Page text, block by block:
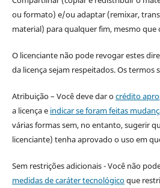
ou formato) e/ou adaptar (remixar,
material) para qualquer fim, mesmo que
O licenciante não pode revogar estes
da licença sejam respeitados. Os termos
Atribuição – Você deve dar ocrédito
a licença e indicar se foram feitas
várias formas sem, no entanto, sugerir
licenciante) tenha aprovado o uso em
Sem restrições adicionais - Você não
medidas de caráter tecnológicoque